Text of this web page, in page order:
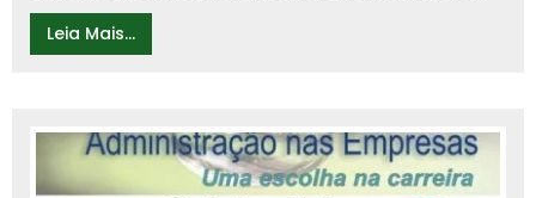
Leia Mais...